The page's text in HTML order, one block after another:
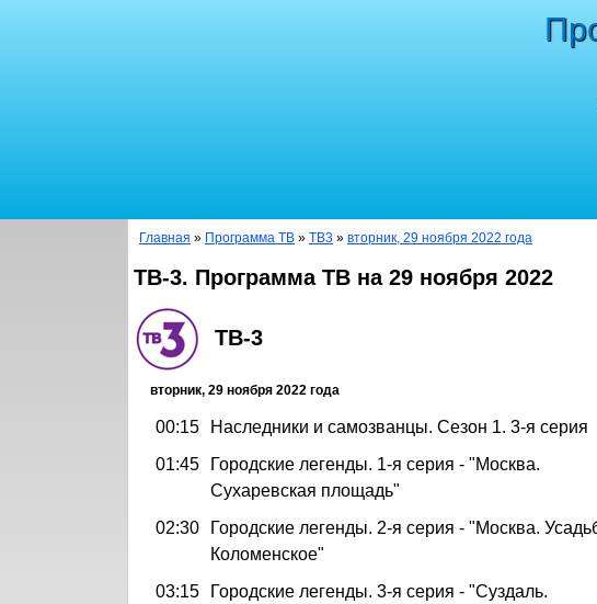
Главная » Программа ТВ » ТВ3 » вторник, 29 ноября 2022 года
ТВ-3. Программа ТВ на 29 ноября 2022
ТВ-3
вторник, 29 ноября 2022 года
00:15
Наследники и самозванцы. Сезон 1. 3-я серия
01:45
Городские легенды. 1-я серия - "Москва.
Сухаревская площадь"
02:30
Городские легенды. 2-я серия - "Москва.
Коломенское"
03:15
Городские легенды. 3-я серия - "Суздаль.